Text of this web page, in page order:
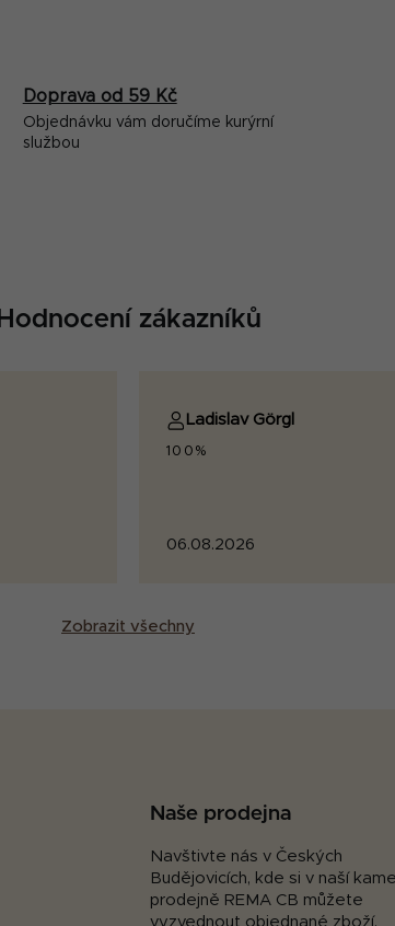
Doprava od 59 Kč
Objednávku vám doručíme kurýrní
službou
Hodnocení zákazníků
Ladislav Görgl
100%
06.08.2026
Zobrazit všechny
Naše prodejna
Navštivte nás v Českých
Budějovicích, kde si v naší
prodejně REMA CB můžete
vyzvednout objednané zboží.